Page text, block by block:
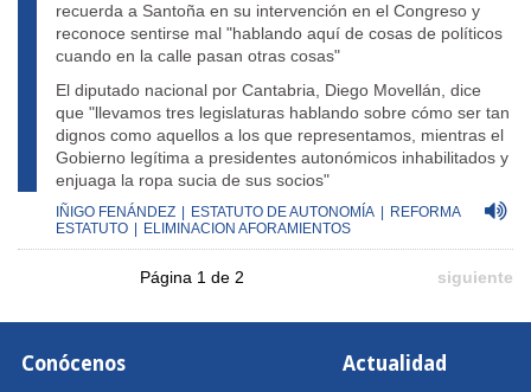
recuerda a Santoña en su intervención en el Congreso y
reconoce sentirse mal "hablando aquí de cosas de políticos
cuando en la calle pasan otras cosas"
El diputado nacional por Cantabria, Diego Movellán, dice
que "llevamos tres legislaturas hablando sobre cómo ser tan
dignos como aquellos a los que representamos, mientras el
Gobierno legítima a presidentes autonómicos inhabilitados y
enjuaga la ropa sucia de sus socios"
IÑIGO FENÁNDEZ ESTATUTO DE AUTONOMÍA
REFORMA
ESTATUTO
ELIMINACION AFORAMIENTOS
Página 1 de 2 siguiente
Conócenos Actualidad